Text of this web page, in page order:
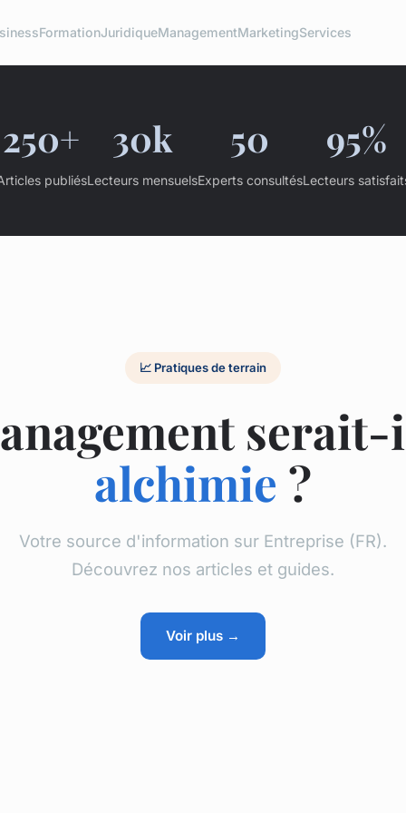
FormationJuridiqueManagementMarketingServices
250+
publiés
30k
Lecteurs mensuels
50
Experts consultés
95%
Lecteurs
📈 Pratiques de terrain
alchimie ?
Votre source d'information sur Entreprise (FR).
Découvrez nos articles et guides.
Voir plus →